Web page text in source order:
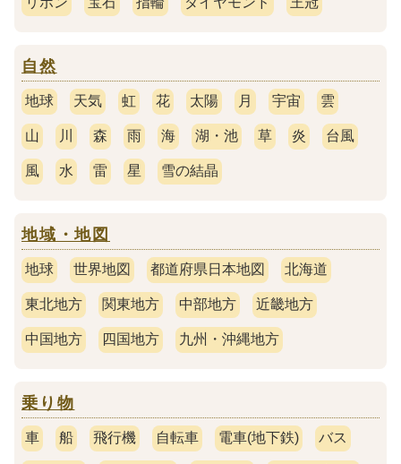
自然
地球 天気 虹 花 太陽 月 宇宙 雲
山 川 森 雨 海 湖・池 草 炎 台風
風 水 雷 星 雪の結晶
地域・地図
地球 世界地図 都道府県日本地図 北海道
東北地方 関東地方 中部地方 近畿地方
中国地方 四国地方 九州・沖縄地方
乗り物
車 船 飛行機 自転車 電車(地下鉄) バス